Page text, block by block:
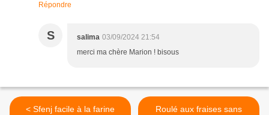
Répondre
S salima 03/09/2024 21:54
merci ma chère Marion ! bisous
< Sfenj facile à la farine
Roulé aux fraises sans